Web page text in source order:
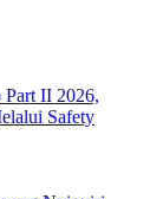
Part II 2026,
Safety